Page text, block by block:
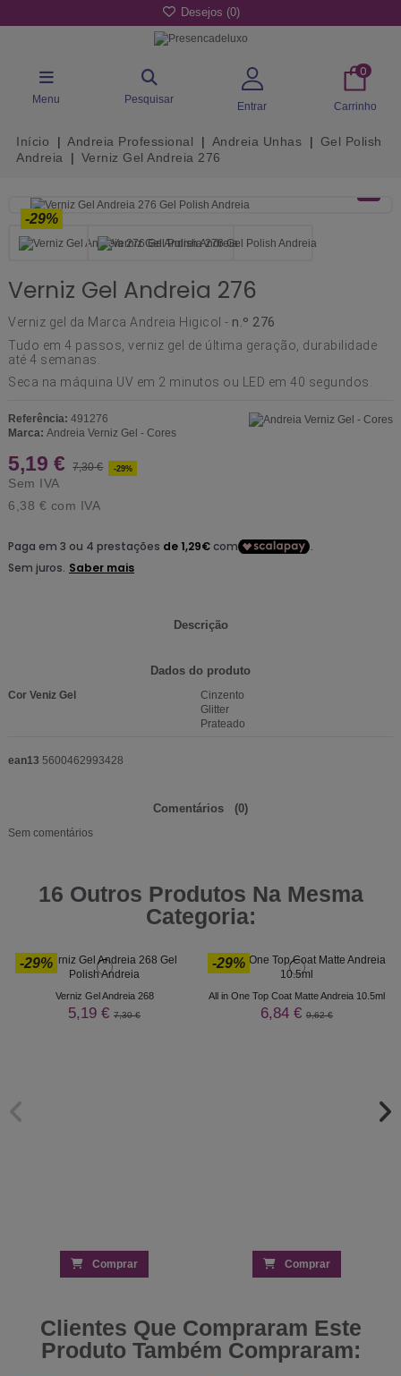
Desejos (0)
Menu Pesquisar
Entrar
0
Carrinho
Início Andreia Professional Andreia Unhas
Gel Polish
Andreia
Verniz Gel Andreia 276
-29%
Verniz Gel Andreia 276
Verniz gel da Marca Andreia Higicol - n.º 276
Tudo em 4 passos, verniz gel de última geração, durabilidade
até 4 semanas.
Seca na máquina UV em 2 minutos ou LED em 40 segundos.
Referência: 491276
Marca: Andreia Verniz Gel - Cores
5,19 € 7,30 € -29%
Sem IVA
6,38 € com IVA
Descrição
Dados do produto
Cor Veniz Gel
Cinzento
Glitter
Prateado
ean13 5600462993428
Comentários (0)
Sem comentários
16 Outros Produtos Na Mesma
Categoria:
-29%
Verniz Gel Andreia 268
5,19 € 7,30 €
Comprar
-29%
All in One Top Coat Matte Andreia 10.5ml
6,84 € 9,62 €
Comprar
Clientes Que Compraram Este
Produto Também Compraram: